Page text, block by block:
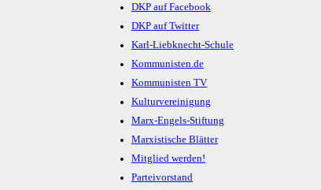
DKP auf Facebook
DKP auf Twitter
Karl-Liebknecht-Schule
Kommunisten.de
Kommunisten TV
Kulturvereinigung
Marx-Engels-Stiftung
Marxistische Blätter
Mitglied werden!
Parteivorstand